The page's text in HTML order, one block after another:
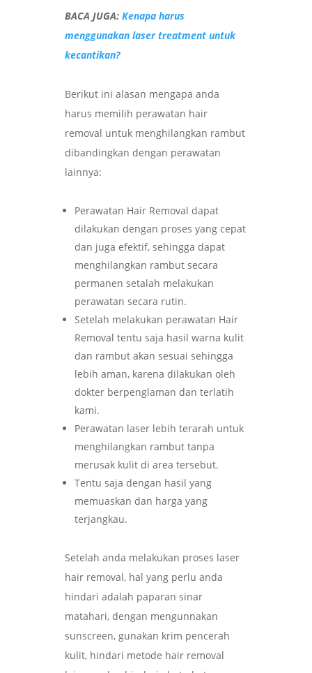
BACA JUGA: Kenapa harus
menggunakan laser treatment untuk
kecantikan?
Berikut ini alasan mengapa anda
harus memilih perawatan hair
removal untuk menghilangkan rambut
dibandingkan dengan perawatan
lainnya:
Perawatan Hair Removal dapat
dilakukan dengan proses yang cepat
dan juga efektif, sehingga dapat
menghilangkan rambut secara
permanen setalah melakukan
perawatan secara rutin.
Setelah melakukan perawatan Hair
Removal tentu saja hasil warna kulit
dan rambut akan sesuai sehingga
lebih aman, karena dilakukan oleh
dokter berpenglaman dan terlatih
kami.
Perawatan laser lebih terarah untuk
menghilangkan rambut tanpa
merusak kulit di area tersebut.
Tentu saja dengan hasil yang
memuaskan dan harga yang
terjangkau.
Setelah anda melakukan proses laser
hair removal, hal yang perlu anda
hindari adalah paparan sinar
matahari, dengan mengunnakan
sunscreen, gunakan krim pencerah
kulit, hindari metode hair removal